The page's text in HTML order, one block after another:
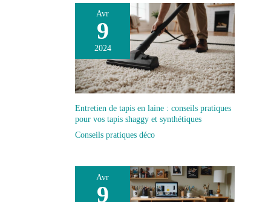
Avr
9
2024
Entretien de tapis en laine : conseils pratiques
pour vos tapis shaggy et synthétiques
Conseils pratiques déco
Avr
9